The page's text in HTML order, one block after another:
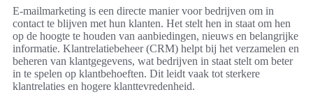
E-mailmarketing is een directe manier voor bedrijven om in
contact te blijven met hun klanten. Het stelt hen in staat om hen
op de hoogte te houden van aanbiedingen, nieuws en belangrijke
informatie. Klantrelatiebeheer (CRM) helpt bij het verzamelen en
beheren van klantgegevens, wat bedrijven in staat stelt om beter
in te spelen op klantbehoeften. Dit leidt vaak tot sterkere
klantrelaties en hogere klanttevredenheid.